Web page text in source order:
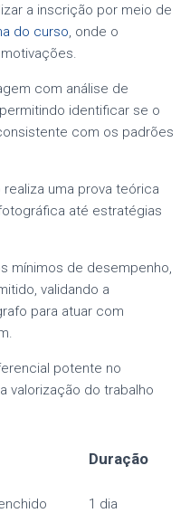
a inscrição por meio de
do curso, onde o
com análise de
identificar se o
com os padrões
uma prova teórica
até estratégias
mínimos de desempenho,
validando a
para atuar com
potente no
valorização do trabalho
Duração
1 dia